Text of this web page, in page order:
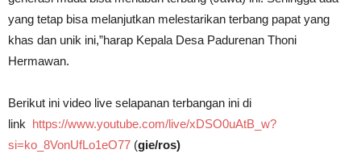
yang tetap bisa melanjutkan melestarikan terbang papat yang
khas dan unik ini,”harap Kepala Desa Padurenan Thoni
Hermawan.
Berikut ini video live selapanan terbangan ini di
link https://www.youtube.com/live/xDSO0uAtB_w?
si=ko_8VonUfLo1eO77 (gie/ros)